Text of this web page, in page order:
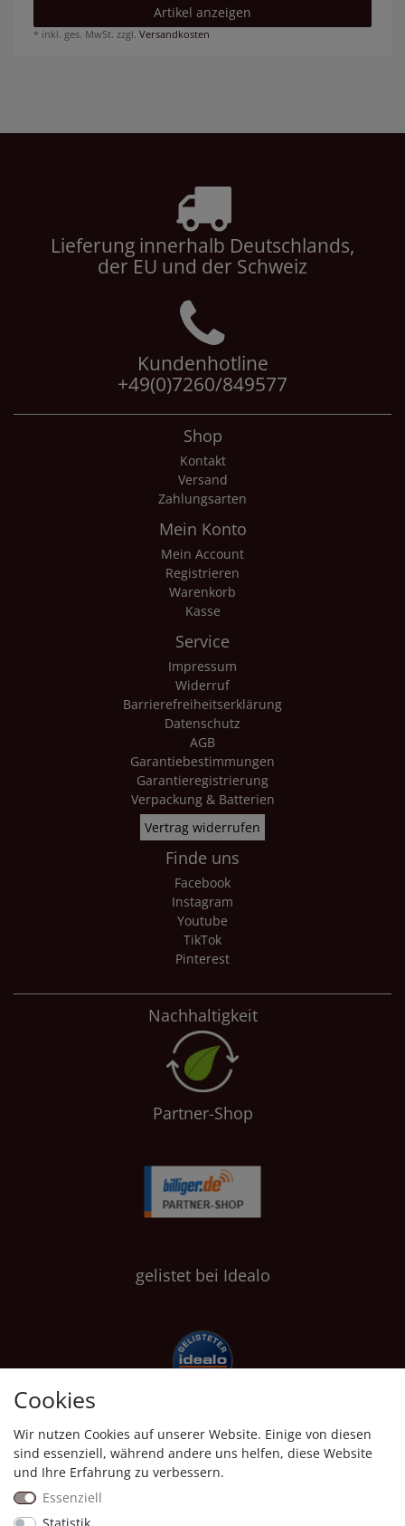
Artikel anzeigen
* inkl. ges. MwSt. zzgl.Versandkosten
Lieferung innerhalb Deutschlands,
der EU und der Schweiz
Kundenhotline
+49(0)7260/849577
Shop
Kontakt
Versand
Zahlungsarten
Mein Konto
Mein Account
Registrieren
Warenkorb
Kasse
Service
Impressum
Widerruf
Barrierefreiheitserklärung
Datenschutz
AGB
Garantiebestimmungen
Garantieregistrierung
Verpackung & Batterien
Vertrag widerrufen
Finde uns
Facebook
Instagram
Youtube
TikTok
Pinterest
Nachhaltigkeit
Partner-Shop
gelistet bei Idealo
Shopauskunft
Cookies
Wir nutzen Cookies auf unserer Website. Einige von diesen
sind essenziell, während andere uns helfen, diese Website
und Ihre Erfahrung zu verbessern.
Essenziell